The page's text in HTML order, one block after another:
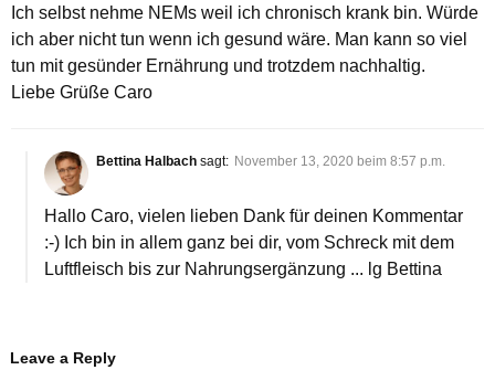
Ich selbst nehme NEMs weil ich chronisch krank bin. Würde
ich aber nicht tun wenn ich gesund wäre. Man kann so viel
tun mit gesünder Ernährung und trotzdem nachhaltig.
Liebe Grüße Caro
Bettina Halbach sagt: November 13, 2020 beim 8:57 p.m.
Hallo Caro, vielen lieben Dank für deinen Kommentar
:-) Ich bin in allem ganz bei dir, vom Schreck mit dem
Luftfleisch bis zur Nahrungsergänzung ... lg Bettina
Leave a Reply